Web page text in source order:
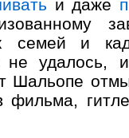
и даже
и
удалось,
Шальопе
фильма,